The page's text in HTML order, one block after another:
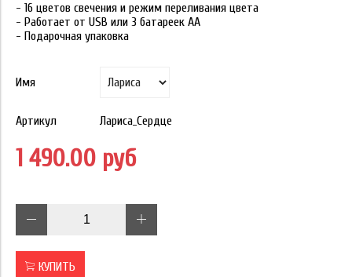
- 16 цветов свечения и режим переливания цвета
- Работает от USB или 3 батареек АА
- Подарочная упаковка
Имя
Артикул Лариса_Сердце
1 490.00 руб
КУПИТЬ